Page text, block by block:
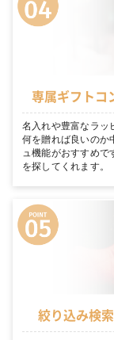
専属ギフトコ
名入れや豊富なラッ
何を贈れば良いのか
ュ機能がおすすめで
を探してくれます。
絞り込み検